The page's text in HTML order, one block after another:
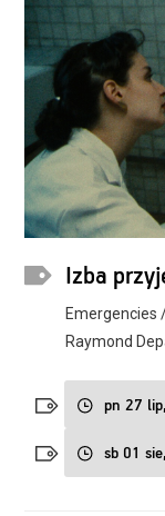
Izba
Emergencies
Raymond
pn 27
sb 01